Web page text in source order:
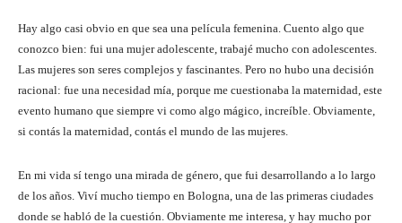
Hay algo casi obvio en que sea una película femenina. Cuento algo que
conozco bien: fui una mujer adolescente, trabajé mucho con adolescentes.
Las mujeres son seres complejos y fascinantes. Pero no hubo una decisión
racional: fue una necesidad mía, porque me cuestionaba la maternidad, este
evento humano que siempre vi como algo mágico, increíble. Obviamente,
si contás la maternidad, contás el mundo de las mujeres.
En mi vida sí tengo una mirada de género, que fui desarrollando a lo largo
de los años. Viví mucho tiempo en Bologna, una de las primeras ciudades
donde se habló de la cuestión. Obviamente me interesa, y hay mucho por